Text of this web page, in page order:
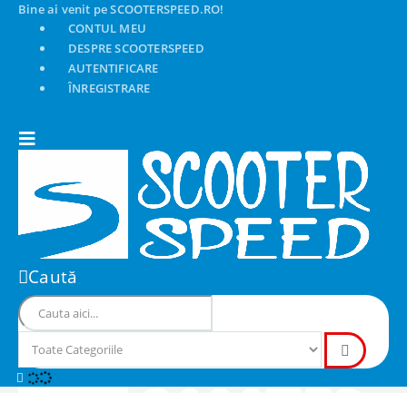
Bine ai venit pe SCOOTERSPEED.RO!
CONTUL MEU
DESPRE SCOOTERSPEED
AUTENTIFICARE
ÎNREGISTRARE
Caută